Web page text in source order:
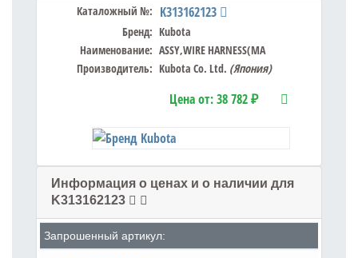
Каталожный №: K313162123
Бренд: Kubota
Наименование: ASSY,WIRE HARNESS(MA
Производитель: Kubota Co. Ltd. (Япония)
Цена от:38 782 ₽
Информация о ценах и о наличии для
K313162123
Запрошенный артикул: